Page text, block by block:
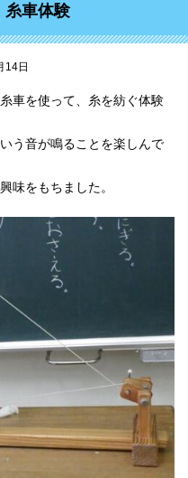
車体験
14日
車を使って、糸を紡ぐ体験
う音が鳴ることを楽しんで
味をもちました。